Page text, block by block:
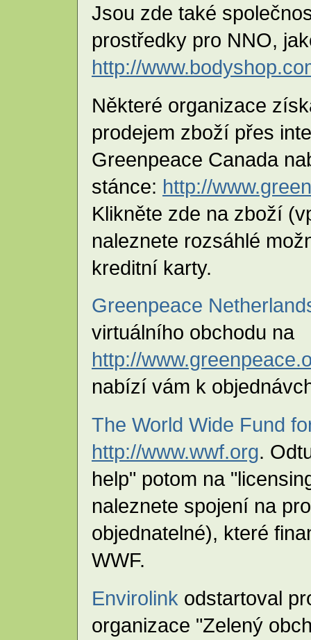
Jsou zde také
prostředky pro NNO,
http://
Některé organizace
prodejem zboží přes
Greenpeace Canada
stánce: http://
Klikněte zde na zboží
naleznete rozsáhlé
kreditní karty.
Greenpeace
virtuálního obchodu na
http://
nabízí vám k
The World Wide Fund
http://www.wwf.org.
help" potom na
naleznete spojení na
objednatelné), které
WWF.
Envirolink odstartoval
organizace "Zelený